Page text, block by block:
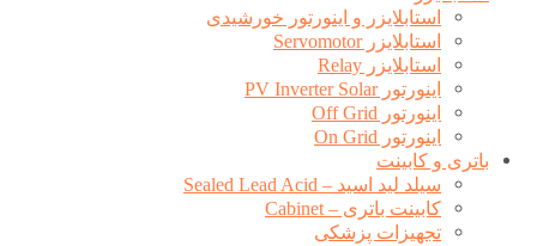
استابلایزر و اینورتور خورشیدی
استابلایزر Servomotor
استابلایزر Relay
اینورتور PV Inverter Solar
اینورتور Off Grid
اینورتور On Grid
باتری و کابینت
سیلد لید اسید – Sealed Lead Acid
کابینت باتری – Cabinet
تجهیزات پزشکی